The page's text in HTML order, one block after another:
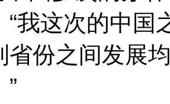
“我这次的中
省份之间发展